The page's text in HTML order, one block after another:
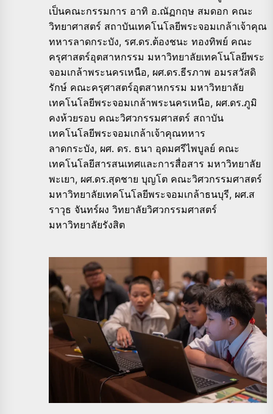
เป็นคณะกรรมการ อาทิ อ.ณัฏกฤษ สมดอก คณะ
วิทยาศาสตร์ สถาบันเทคโนโลยีพระจอมเกล้าเจ้าคุณ
ทหารลาดกระบัง, รศ.ดร.ต้องชนะ ทองทิพย์ คณะ
ครุศาสตร์อุตสาหกรรม มหาวิทยาลัยเทคโนโลยีพระ
จอมเกล้าพระนครเหนือ, ผศ.ดร.ธีรภาพ อมรสวัสดิ
รักษ์ คณะครุศาสตร์อุตสาหกรรม มหาวิทยาลัย
เทคโนโลยีพระจอมเกล้าพระนครเหนือ, ผศ.ดร.ภูมิ
คงห้วยรอบ คณะวิศวกรรมศาสตร์ สถาบัน
เทคโนโลยีพระจอมเกล้าเจ้าคุณทหาร
ลาดกระบัง, ผศ. ดร. ธนา อุดมศรีไพบูลย์ คณะ
เทคโนโลยีสารสนเทศและการสื่อสาร มหาวิทยาลัย
พะเยา, ผศ.ดร.สุดชาย บุญโต คณะวิศวกรรมศาสตร์
มหาวิทยาลัยเทคโนโลยีพระจอมเกล้าธนบุรี, ผศ.ส
ราวุธ จันทร์ผง วิทยาลัยวิศวกรรมศาสตร์
มหาวิทยาลัยรังสิต